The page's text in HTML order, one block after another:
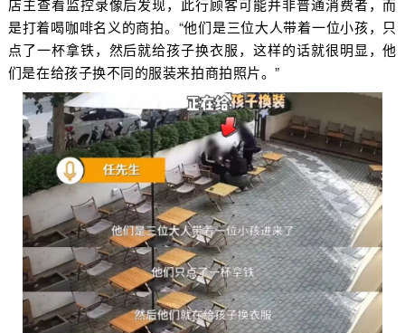
店主查看监控录像后发现，此行顾客可能并非普通消费者，而
是打着喝咖啡名义的商拍。“他们是三位大人带着一位小孩，只
点了一杯拿铁，然后就给孩子换衣服，这样的话就很明显，他
们是在给孩子换不同的服装来拍商拍照片。”